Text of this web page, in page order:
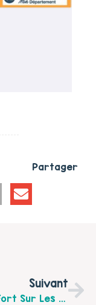
Partager
Suivant
Temps Fort Sur Les Droits De L’Enfant Le Mercredi 3 Décembre 2025